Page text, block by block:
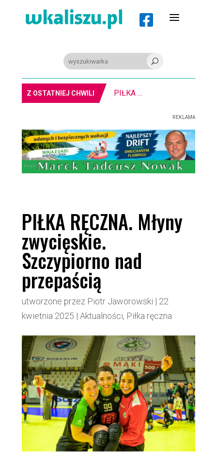
 a
U
Z OSTATNIEJ CHWILI
REKLAMA
PIŁKA RĘCZNA. Młyny
zwycięskie.
Szczypiorno nad
przepaścią
utworzone przez Piotr Jaworowski | 22
kwietnia 2025 | Aktualności, Piłka ręczna